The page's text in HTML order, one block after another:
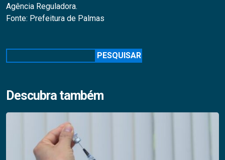
Agência Reguladora.
Fonte: Prefeitura de Palmas
PESQUISAR
Descubra também